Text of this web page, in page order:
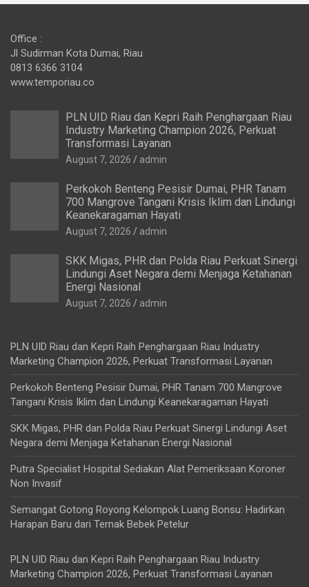
Office :
Jl Sudirman Kota Dumai, Riau
0813 6366 3104
www.temporiau.co
PLN UID Riau dan Kepri Raih Penghargaan Riau
Industry Marketing Champion 2026, Perkuat
Transformasi Layanan
August 7, 2026 admin
Perkokoh Benteng Pesisir Dumai, PHR Tanam
700 Mangrove Tangani Krisis Iklim dan Lindungi
Keanekaragaman Hayati
August 7, 2026 admin
SKK Migas, PHR dan Polda Riau Perkuat Sinergi
Lindungi Aset Negara demi Menjaga Ketahanan
Energi Nasional
August 7, 2026 admin
PLN UID Riau dan Kepri Raih Penghargaan Riau Industry
Marketing Champion 2026, Perkuat Transformasi Layanan
Perkokoh Benteng Pesisir Dumai, PHR Tanam 700 Mangrove
Tangani Krisis Iklim dan Lindungi Keanekaragaman Hayati
SKK Migas, PHR dan Polda Riau Perkuat Sinergi Lindungi Aset
Negara demi Menjaga Ketahanan Energi Nasional
Putra Specialist Hospital Sediakan Alat Pemeriksaan Koroner
Non Invasif
Semangat Gotong Royong Kelompok Luang Bonsu: Hadirkan
Harapan Baru dari Ternak Bebek Petelur
PLN UID Riau dan Kepri Raih Penghargaan Riau Industry
Marketing Champion 2026, Perkuat Transformasi Layanan